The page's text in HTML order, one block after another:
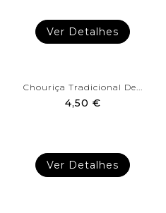
Ver Detalhes
Chouriça Tradicional De...
4,50 €
Ver Detalhes